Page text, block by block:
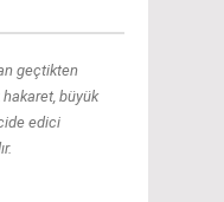
geçtikten
hakaret, büyük
edici